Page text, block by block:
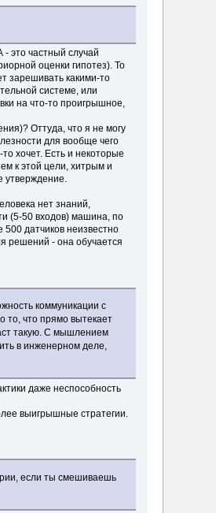
это частный случай
оценки гипотез). То
зарешивать какими-то
системе, или
на что-то проигрышное,
Оттуда, что я не могу
для вообще чего
хочет. Есть и некоторые
к этой цели, хитрым и
утверждение.
нет знаний,
(5-50 входов) машина, по
датчиков неизвестно
решений - она обучается
коммуникации с
то, что прямо вытекает
такую. С мышлением
в инженерном деле,
даже неспособность
выигрышные стратегии.
если ты смешиваешь